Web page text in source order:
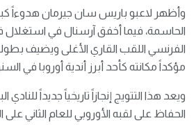
وأظهر لاعبو باريس سان جيرمان هدوءاً
الحاسمة، فيما أخفق آرسنال في استغلال
الفرنسي اللقب القاري الأغلى ويضيف بطولة
مؤكداً مكانته كأحد أبرز أندية أوروبا في
ويعد هذا التتويج إنجازاً تاريخياً جديداً
الحفاظ على لقبه الأوروبي للعام الثاني